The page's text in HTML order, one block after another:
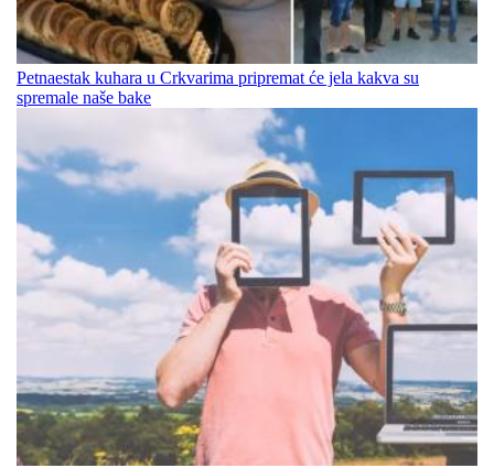
Petnaestak kuhara u Crkvarima pripremat će jela kakva su
spremale naše bake